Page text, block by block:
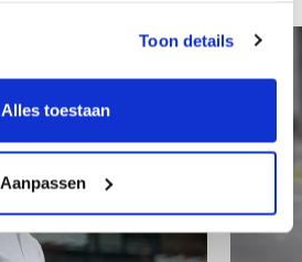
Toon details
Alles toestaan
Aanpassen